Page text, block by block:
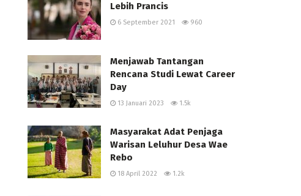
Lebih Prancis
6 September 2021 960
Menjawab Tantangan
Rencana Studi Lewat Career
Day
13 Januari 2023 1.5k
Masyarakat Adat Penjaga
Warisan Leluhur Desa Wae
Rebo
18 April 2022 1.2k